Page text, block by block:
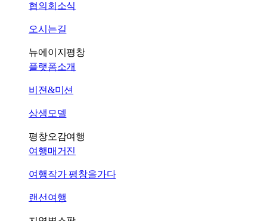
협의회소식
오시는길
뉴에이지평창
플랫폼소개
비젼&미션
상생모델
평창오감여행
여행매거진
여행작가 평창을가다
랜선여행